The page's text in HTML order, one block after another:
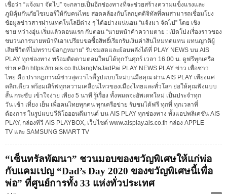
เชื่อว่า “แจ้งมา จัดไป” จะกลายเป็นอีกช่องทางที่จะช่วยสร้างความแข็งแรงและ
ภูมิคุ้มกันภัยไซเบอร์ให้กับคนไทย สอดคล้องกับโลกยุคดิจิทัลที่คนสามารถเชื่อมโยง
ข้อมูลข่าวสารผ่านเทคโนโลยีต่าง ๆ ได้อย่างแน่นอน “แจ้งมา จัดไป” โดย เชิง
ชาย หว่างอุ่น เริ่มแล้วตอนแรก กับตอน “นายหน้าค้าความตาย : เปิดโปงเรื่องราวของ
ขบวนการนายหน้าที่เอาเปรียบขอซื้อสิทธิ์เรียกรับเงินค่าสินไหมทดแทน แทนญาติผู้
เสียชีวิตที่ไม่ทราบข้อกฏหมาย” รับชมสดและย้อนหลังได้ที่ PLAY NEWS บน AIS
PLAY ทุกช่องทาง พร้อมติดตามตอนใหม่ได้ทุกวันศุกร์ เวลา 16.00 น. ดูฟรีทุกเครือ
ข่าย คลิก https://m.ais.co.th/JangMaJadPai PLAY NEWS PLAY ข่าว เพื่อชาว
ไทย คือ ปรากฏการณ์ข่าวสุดวาไรตี้รูปแบบใหม่บนมือคุณ ผ่าน AIS PLAY เพียงแค่
คลิกเดียว พร้อมเสิร์ฟทุกความเคลื่อนไหวของเมืองไทยและทั่วโลก ย่อให้คุณฟังแบบ
สั้น กระชับ เข้าใจง่าย เพียง 5 นาที รู้เรื่อง ทั้งหมดจะอัพเดทใหม่ เป็นประจำทุก
วัน เช้า เที่ยง เย็น เพื่อคนไทยทุกคน ทุกเครือข่าย รับชมได้ฟรี ทุกที่ ทุกเวลาที่
ต้องการ ในรูปแบบวีดิโอออนดีมานด์ บน AIS PLAY ทุกช่องทาง ทั้งแอปพลิเคชัน AIS
PLAY, กล่องทีวี AIS PLAYBOX, เว็บไซต์ www.aisplay.ais.co.th กล่อง APPLE
TV และ SAMSUNG SMART TV
“เซ็นทรัลพัฒนา” ชวนมอบของขวัญพิเศษให้แก่พ่อ
กับแคมเปญ “Dad’s Day 2020 ของขวัญพิเศษนี้เพื่อ
พ่อ” ที่ศูนย์การทั้ง 33 แห่งทั่วประเทศ